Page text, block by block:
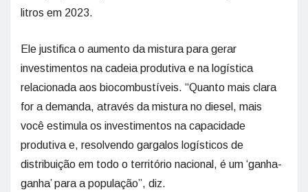
litros em 2023.
Ele justifica o aumento da mistura para gerar
investimentos na cadeia produtiva e na logística
relacionada aos biocombustíveis. “Quanto mais clara
for a demanda, através da mistura no diesel, mais
você estimula os investimentos na capacidade
produtiva e, resolvendo gargalos logísticos de
distribuição em todo o território nacional, é um ‘ganha-
ganha’ para a população”, diz.